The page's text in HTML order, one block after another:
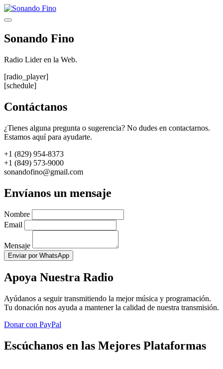
Saltar
al
Menú
Sonando Fino
Radio Lider en la Web.
[radio_player]
[schedule]
Contáctanos
¿Tienes alguna pregunta o sugerencia? No dudes en contactarnos.
Estamos aquí para ayudarte.
+1 (829) 954-8373
+1 (849) 573-9000
sonandofino@gmail.com
Envíanos un mensaje
Nombre
Email
Mensaje
Enviar por WhatsApp
Apoya Nuestra Radio
Ayúdanos a seguir transmitiendo la mejor música y programación.
Tu donación nos ayuda a mantener la calidad de nuestra transmisión.
Donar con PayPal
Escúchanos en las Mejores Plataformas